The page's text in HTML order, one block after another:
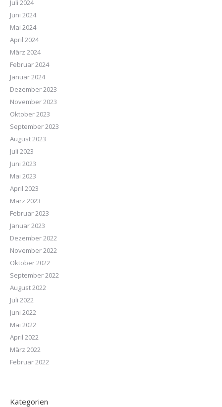
Juli 2024
Juni 2024
Mai 2024
April 2024
März 2024
Februar 2024
Januar 2024
Dezember 2023
November 2023
Oktober 2023
September 2023
August 2023
Juli 2023
Juni 2023
Mai 2023
April 2023
März 2023
Februar 2023
Januar 2023
Dezember 2022
November 2022
Oktober 2022
September 2022
August 2022
Juli 2022
Juni 2022
Mai 2022
April 2022
März 2022
Februar 2022
Kategorien